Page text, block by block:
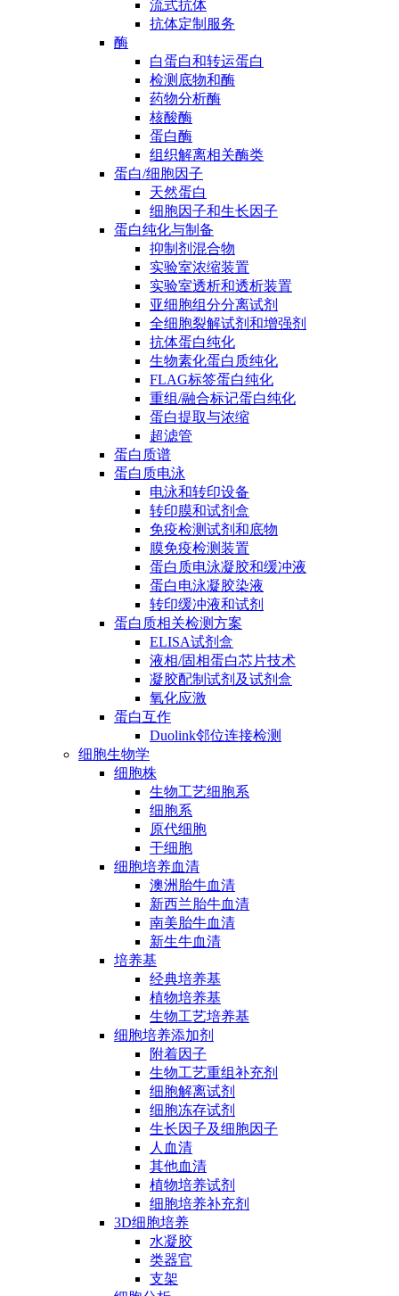
流式抗体
抗体定制服务
酶
白蛋白和转运蛋白
检测底物和酶
药物分析酶
核酸酶
蛋白酶
组织解离相关酶类
蛋白/细胞因子
天然蛋白
细胞因子和生长因子
蛋白纯化与制备
抑制剂混合物
实验室浓缩装置
实验室透析和透析装置
亚细胞组分分离试剂
全细胞裂解试剂和增强剂
抗体蛋白纯化
生物素化蛋白质纯化
FLAG标签蛋白纯化
重组/融合标记蛋白纯化
蛋白提取与浓缩
超滤管
蛋白质谱
蛋白质电泳
电泳和转印设备
转印膜和试剂盒
免疫检测试剂和底物
膜免疫检测装置
蛋白质电泳凝胶和缓冲液
蛋白电泳凝胶染液
转印缓冲液和试剂
蛋白质相关检测方案
ELISA试剂盒
液相/固相蛋白芯片技术
凝胶配制试剂及试剂盒
氧化应激
蛋白互作
Duolink邻位连接检测
细胞生物学
细胞株
生物工艺细胞系
细胞系
原代细胞
干细胞
细胞培养血清
澳洲胎牛血清
新西兰胎牛血清
南美胎牛血清
新生牛血清
培养基
经典培养基
植物培养基
生物工艺培养基
细胞培养添加剂
附着因子
生物工艺重组补充剂
细胞解离试剂
细胞冻存试剂
生长因子及细胞因子
人血清
其他血清
植物培养试剂
细胞培养补充剂
3D细胞培养
水凝胶
类器官
支架